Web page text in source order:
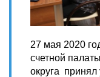
27 мая 2020
счетной
округа принял